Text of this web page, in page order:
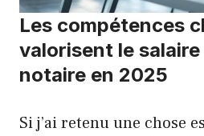
Les compétences
valorisent le salaire
notaire en 2025
Si j’ai retenu une chose